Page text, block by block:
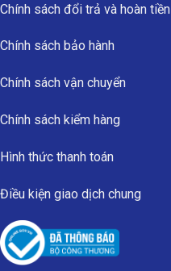
Chính sách đổi trả và hoàn tiền
Chính sách bảo hành
Chính sách vận chuyển
Chính sách kiểm hàng
Hình thức thanh toán
Điều kiện giao dịch chung